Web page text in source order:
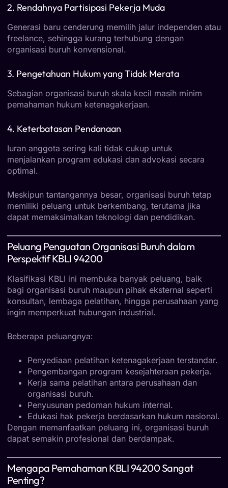
2. Rendahnya Partisipasi Pekerja Muda
Generasi baru cenderung memilih jalur independen atau
freelance, sehingga kurang terhubung dengan
organisasi buruh konvensional.
3. Pengetahuan Hukum yang Tidak Merata
Sebagian organisasi buruh skala kecil masih minim
pemahaman hukum ketenagakerjaan.
4. Keterbatasan Pendanaan
Iuran anggota sering kali tidak cukup untuk
menjalankan program edukasi dan advokasi secara
optimal.
Meskipun tantangannya besar, organisasi buruh tetap
memiliki peluang untuk berkembang, terutama jika
dapat memaksimalkan teknologi dan pendidikan.
Peluang Penguatan Organisasi Buruh dalam
Perspektif KBLI 94200
Klasifikasi KBLI ini membuka banyak peluang, baik
bagi organisasi buruh maupun pihak eksternal seperti
konsultan, lembaga pelatihan, hingga perusahaan yang
ingin memperkuat hubungan industrial.
Beberapa peluangnya:
Penyediaan pelatihan ketenagakerjaan terstandar.
Pengembangan program kesejahteraan pekerja.
Kerja sama pelatihan antara perusahaan dan
organisasi buruh.
Penyusunan pedoman hukum internal.
Edukasi hak pekerja berdasarkan hukum nasional.
Dengan memanfaatkan peluang ini, organisasi buruh
dapat semakin profesional dan berdampak.
Mengapa Pemahaman KBLI 94200 Sangat
Penting?